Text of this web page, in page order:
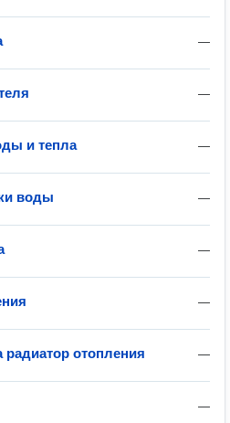
—
—
—
и тепла
—
воды
—
—
—
радиатор отопления
—